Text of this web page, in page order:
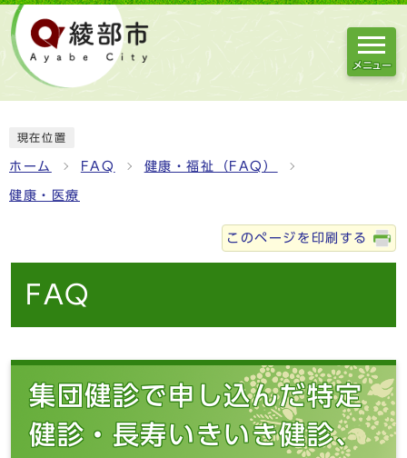
メニュー
現在位置
ホーム FAQ 健康・福祉（FAQ）
健康・医療
このページを印刷する
FAQ
集団健診で申し込んだ特定
健診・長寿いきいき健診、